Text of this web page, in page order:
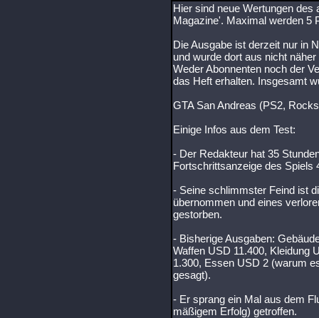
Hier sind neue Wertungen
Magazine'. Maximal werden 5
Die Ausgabe ist derzeit nur in
und wurde dort aus nicht
Weder Abonnenten noch der
das Heft erhalten. Insgesamt
GTA San Andreas (PS2,
Einige Infos aus dem Test:
- Der Redakteur hat 35
Fortschrittsanzeige des Spiels
- Seine schlimmster Feind ist
übernommen und eines
gestorben.
- Bisherige Ausgaben:
Waffen USD 11.400, Kleidung
1.300, Essen USD 2 (warum
gesagt).
- Er sprang ein Mal aus dem
mäßigem Erfolg) getroffen.